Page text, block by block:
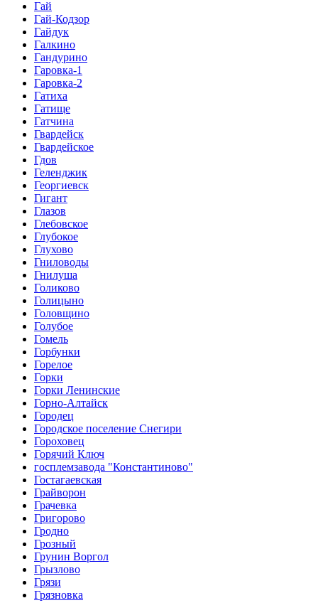
Гай
Гай-Кодзор
Гайдук
Галкино
Гандурино
Гаровка-1
Гаровка-2
Гатиха
Гатище
Гатчина
Гвардейск
Гвардейское
Гдов
Геленджик
Георгиевск
Гигант
Глазов
Глебовское
Глубокое
Глухово
Гниловоды
Гнилуша
Голиково
Голицыно
Головщино
Голубое
Гомель
Горбунки
Горелое
Горки
Горки Ленинские
Горно-Алтайск
Городец
Городское поселение Снегири
Гороховец
Горячий Ключ
госплемзавода "Константиново"
Гостагаевская
Грайворон
Грачевка
Григорово
Гродно
Грозный
Грунин Воргол
Грызлово
Грязи
Грязновка